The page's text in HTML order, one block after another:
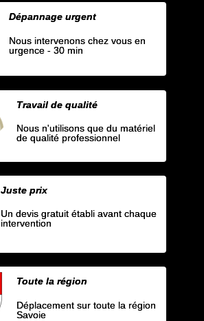
Dépannage urgent
Nous intervenons chez vous en
urgence - 30 min
Travail de qualité
Nous n'utilisons que du matériel
de qualité professionnel
Juste prix
Un devis gratuit établi avant chaque
intervention
Toute la région
Déplacement sur toute la région
Savoie